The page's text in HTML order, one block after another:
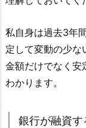
私自身は過去3年
定して変動の少な
金額だけでなく安
わかります。
銀行が融資